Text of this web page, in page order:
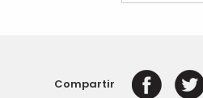
Compartir